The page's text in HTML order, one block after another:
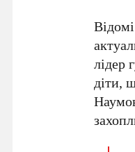
лідер
діти,